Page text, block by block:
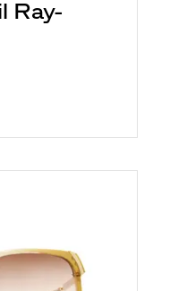
Ray-